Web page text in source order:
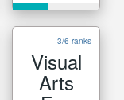
3/6 ranks
Visual
Arts